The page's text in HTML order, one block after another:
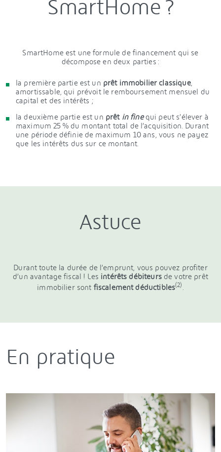
SmartHome ?
SmartHome est une formule de financement qui se
décompose en deux parties :
la première partie est un prêt immobilier classique,
amortissable, qui prévoit le remboursement mensuel du
capital et des intérêts ;
la deuxième partie est un prêt in finequi peut s’élever à
maximum 25 % du montant total de l’acquisition. Durant
une période définie de maximum 10 ans, vous ne payez
que les intérêts dus sur ce montant.
Astuce
Durant toute la durée de l’emprunt, vous pouvez profiter
d’un avantage fiscal ! Les intérêts débiteursde votre prêt
immobilier sont fiscalement déductibles(2) .
En pratique